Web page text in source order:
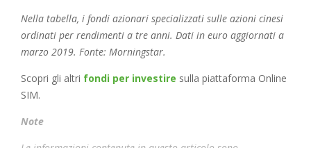
Nella tabella, i fondi azionari specializzati sulle azioni cinesi
ordinati per rendimenti a tre anni. Dati in euro aggiornati a
marzo 2019. Fonte: Morningstar.
Scopri gli altri fondi per investire sulla piattaforma Online
SIM.
Note